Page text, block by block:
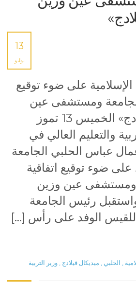
13
يوليو
الإسلامية على ضوء توقيع
الجامعة ومستشفى عين
وزين «ميديكال فيلادج» الخميس 13 تموز
والتعليم العالي في
عباس الحلبي الجامعة
على ضوء توقيع اتفاقية
ومستشفى عين وزين
رئيس الجامعة
الوفد على رأس […]
الحلبي ميديكال فيلادج وزير التربية